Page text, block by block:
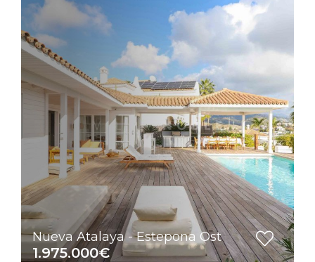
Nueva Atalaya - Estepona Ost
1.975.000€